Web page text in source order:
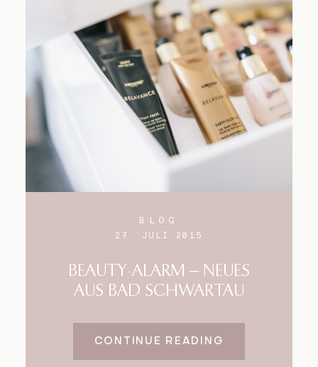
BLOG
27. JULI 2015
BEAUTY-ALARM – NEUES
AUS BAD SCHWARTAU
CONTINUE READING